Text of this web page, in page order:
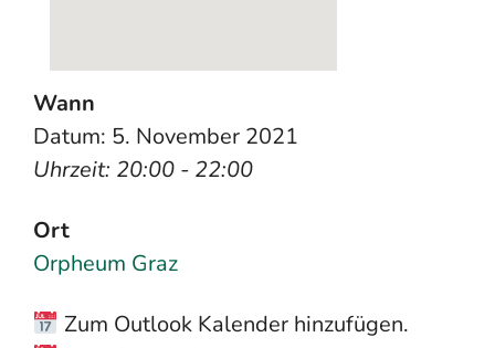
Wann
Datum: 5. November 2021
Uhrzeit: 20:00 - 22:00
Ort
Orpheum Graz
Zum Outlook Kalender hinzufügen.